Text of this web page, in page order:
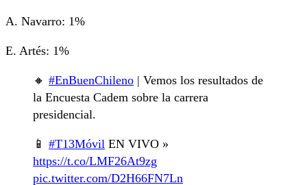
A. Navarro: 1%
E. Artés: 1%
🔸 #EnBuenChileno | Vemos los resultados de
la Encuesta Cadem sobre la carrera
presidencial.
📱 #T13Móvil EN VIVO »
https://t.co/LMF26At9zg
pic.twitter.com/D2H66FN7Ln